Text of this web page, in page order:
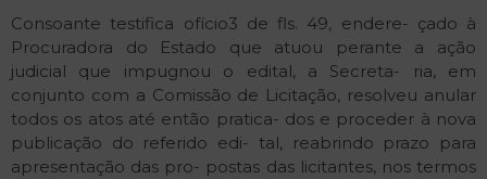
Consoante testifica ofício3 de fls. 49, endere- çado à
Procuradora do Estado que atuou perante a ação
judicial que impugnou o edital, a Secreta- ria, em
conjunto com a Comissão de Licitação, resolveu anular
todos os atos até então pratica- dos e proceder à nova
publicação do referido edi- tal, reabrindo prazo para
apresentação das pro- postas das licitantes, nos termos